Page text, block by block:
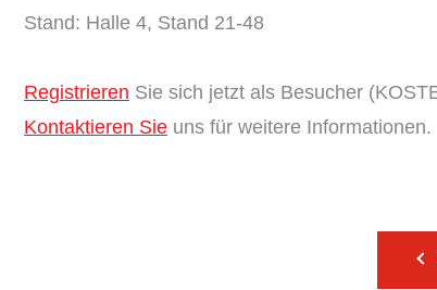
Stand: Halle 4, Stand 21-48
Registrieren Sie sich jetzt als Besucher
Kontaktieren Sie uns für weitere Informationen.